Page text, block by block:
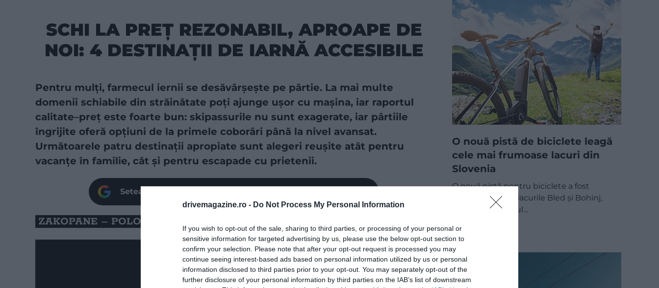
drivemagazine.ro - Do Not Process My Personal Information
If you wish to opt-out of the sale, sharing to third parties, or processing of your personal or
sensitive information for targeted advertising by us, please use the below opt-out section to
confirm your selection. Please note that after your opt-out request is processed you may
continue seeing interest-based ads based on personal information utilized by us or personal
information disclosed to third parties prior to your opt-out. You may separately opt-out of the
further disclosure of your personal information by third parties on the IAB’s list of downstream
SCHI LA PREȚ REZONABIL, APROAPE DE
NOI: 4 DESTINAȚII DE IARNĂ ACCESIBILE
Pentru mulți, farmecul iernii se desăvârșește pe pârtie. La mai multe
domenii schiabile din străinătate poți ajunge ușor cu mașina, iar raportul
calitate–preț este foarte bun: skipassurile nu sunt exagerate, iar pârtiile
îngrijite oferă opțiuni de la primele coborâri până la nivel avansat.
Următoarele patru destinații apropiate sunt alegeri reușite atât pentru
vacanțe în familie, cât și pentru escapade cu prietenii.
Setează site-ul nostru ca sursă preferată în Căutarea Google!
ZAKOPANE – POLONIA
O nouă pistă de biciclete leagă
cele mai frumoase lacuri din
Slovenia
O nouă pistă pentru biciclete a fost
inaugurată între lacurile Bled și Bohinj,
astfel încât traseul…
DESTINAȚII